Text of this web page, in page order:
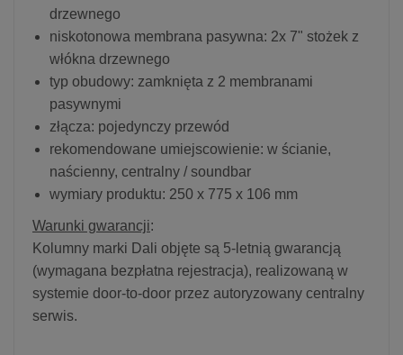
drzewnego
niskotonowa membrana pasywna: 2x 7" stożek z
włókna drzewnego
typ obudowy: zamknięta z 2 membranami
pasywnymi
złącza: pojedynczy przewód
rekomendowane umiejscowienie: w ścianie,
naścienny, centralny / soundbar
wymiary produktu: 250 x 775 x 106 mm
Warunki gwarancji:
Kolumny marki Dali objęte są 5-letnią gwarancją
(wymagana bezpłatna rejestracja), realizowaną w
systemie door-to-door przez autoryzowany centralny
serwis.